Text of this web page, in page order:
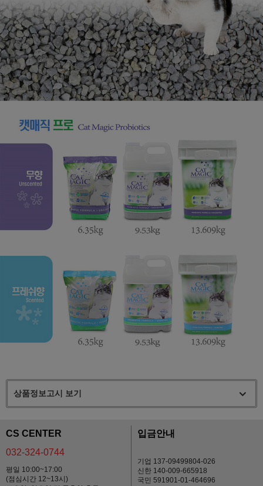
상품정보고시 보기
CS CENTER
032-324-0744
평일 10:00~17:00
(점심시간 12~13시)
입금안내
기업 137-09499804-026
신한 140-009-665918
국민 591901-01-464696